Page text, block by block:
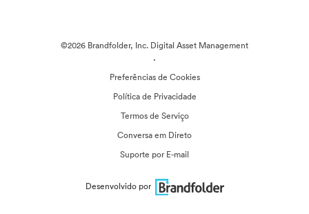
©2026 Brandfolder, Inc. Digital Asset Management
·
Preferências de Cookies
Política de Privacidade
Termos de Serviço
Conversa em Direto
Suporte por E-mail
Desenvolvido por